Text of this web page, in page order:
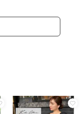
ノー
ーブ ベ
リーブ